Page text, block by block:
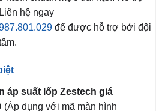
hệ ngay
để được hỗ trợ bởi đội
áp suất lốp Zestech giá
(Áp dụng với mã màn hình